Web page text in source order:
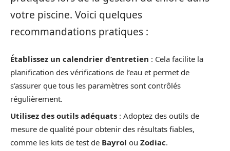
votre piscine. Voici quelques
recommandations pratiques :
Établissez un calendrier d’entretien : Cela facilite la
planification des vérifications de l’eau et permet de
s’assurer que tous les paramètres sont contrôlés
régulièrement.
Utilisez des outils adéquats : Adoptez des outils de
mesure de qualité pour obtenir des résultats fiables,
comme les kits de test de Bayrol ou Zodiac.